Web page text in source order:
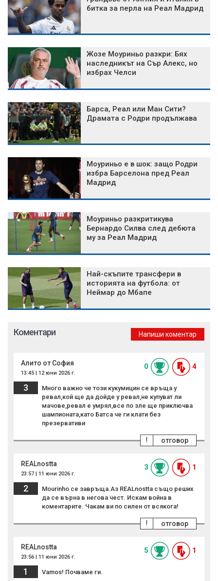
битка за перла на Реал Мадрид
Жозе Моуриньо разкри: Бях
наследникът на Сър Алекс, но
избрах Челси
Барса, Реал или Ман Сити?
Драмата с Родри продължава
Моуриньо е в шок: защо Родри
избра Барселона пред Реал
Мадрид
Моуриньо разкритикува
Бернардо Силва след дебюта
му за Реал Мадрид
Най-скъпите трансфери в
историята на футбола: от
Неймар до Мбапе
Коментари Напиши коментар
Алито от София
13:45 | 12 юни 2026 г.
0 4
3
Много важно че този кукумицин се връща у
ревал,кой ще да дойде у ревал,не купуват ли
мачове,ревал е умрял,все по зле ще приключва
шампионата,като Батса че ги клати без
презервативи
отговор
!
REALnostta
23:57 | 11 юни 2026 г.
3 1
2
Mourinho се завръща.Аз REALnostta също реших
да се върна в негова чест. Искам война в
коментарите. Чакам ви по силен от всякога!
отговор
!
REALnostta
23:56 | 11 юни 2026 г.
5 1
1 Vamos! Почваме ги.